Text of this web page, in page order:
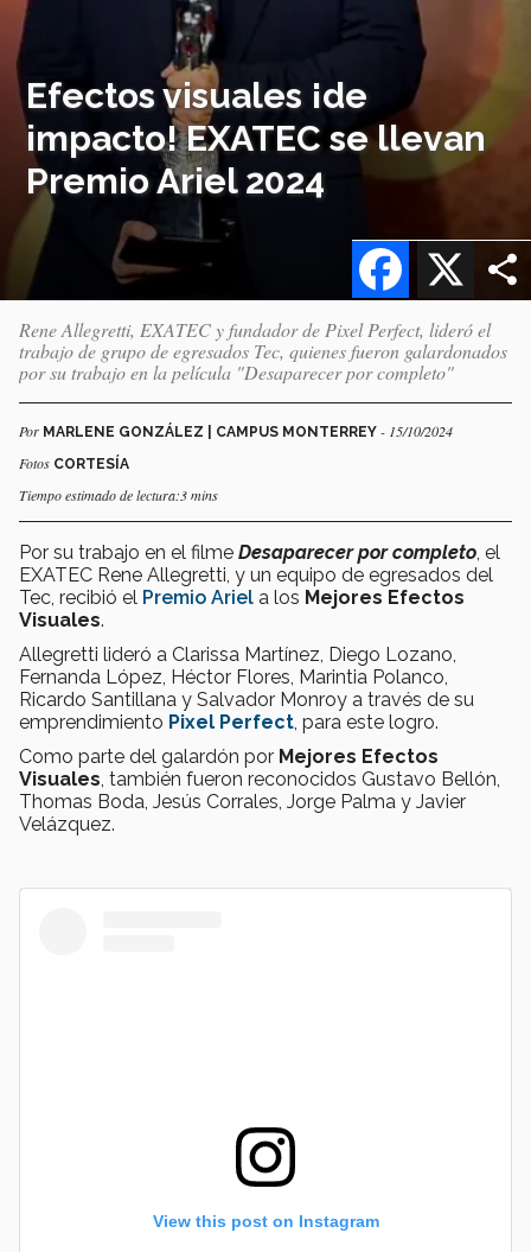
Efectos visuales ¡de
impacto! EXATEC se llevan
Premio Ariel 2024
X
Facebook
Rene Allegretti, EXATEC y fundador de Pixel Perfect, lideró el
trabajo de grupo de egresados Tec, quienes fueron galardonados
por su trabajo en la película "Desaparecer por completo"
Por MARLENE GONZÁLEZ | CAMPUS MONTERREY - 15/10/2024
Fotos CORTESÍA
Tiempo estimado de lectura:3 mins
Por su trabajo en el filme Desaparecer por completo , el
EXATEC Rene Allegretti, y un equipo de egresados del
Tec, recibió el Premio Ariel a los Mejores Efectos
Visuales.
Allegretti lideró a Clarissa Martínez, Diego Lozano,
Fernanda López, Héctor Flores, Marintia Polanco,
Ricardo Santillana y Salvador Monroy a través de su
emprendimiento Pixel Perfect , para este logro.
Como parte del galardón por Mejores Efectos
Visuales , también fueron reconocidos Gustavo Bellón,
Thomas Boda, Jesús Corrales, Jorge Palma y Javier
Velázquez.
View this post on Instagram